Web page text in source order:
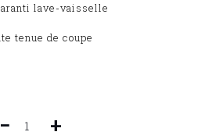
lave-vaisselle
tenue de coupe
QUANTITÉ
− +